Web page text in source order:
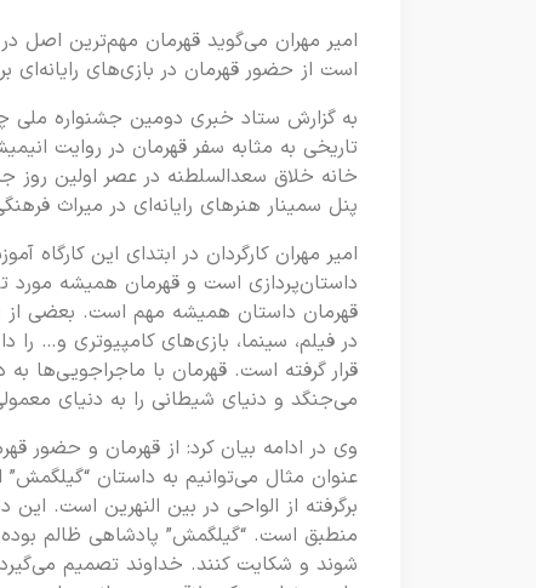
امیر مهران می‌گوید قهرمان مهم‌ترین اصل
است از حضور قهرمان در بازی‌های رایانه‌ای
به گزارش ستاد خبری دومین جشنواره ملی
خانه خلاق سعدالسلطنه در عصر اولین روز
پنل سمینار هنرهای رایانه‌ای در میراث
امیر مهران کارگردان در ابتدای این
داستان‌پردازی است و قهرمان همیشه مورد
قهرمان داستان همیشه مهم است. بعضی از
در فیلم، سینما، بازی‌های کامپیوتری و…
قرار گرفته است. قهرمان با ماجراجویی‌ها
می‌جنگد و دنیای شیطانی را به دنیای معمولی
وی در ادامه بیان کرد: از قهرمان و حضور
عنوان مثال می‌توانیم به داستان
برگرفته از الواحی در بین النهرین است.
منطبق است. “گیلگمش” پادشاهی ظالم
شوند و شکایت کنند. خداوند تصمیم